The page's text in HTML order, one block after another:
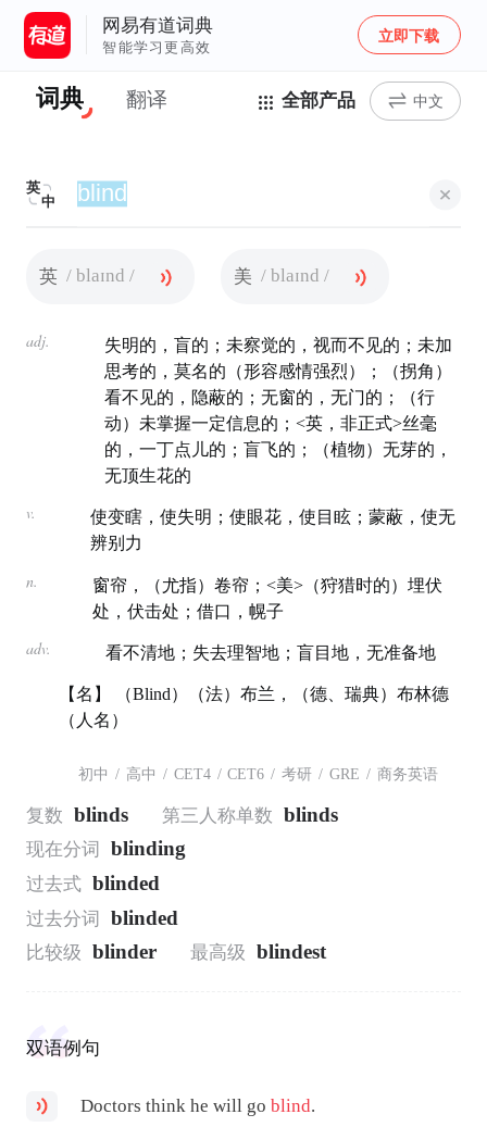
网易有道词典
智能学习更高效
立即下载
词典 翻译 全部产品 中文
英
中
英 / blaɪnd / 美 / blaɪnd /
adj.
失明的，盲的；未察觉的，视而不见的；未加
思考的，莫名的（形容感情强烈）；（拐角）
看不见的，隐蔽的；无窗的，无门的；（行
动）未掌握一定信息的；<英，非正式>丝毫
的，一丁点儿的；盲飞的；（植物）无芽的，
无顶生花的
v.
使变瞎，使失明；使眼花，使目眩；蒙蔽，使无
辨别力
n.
窗帘，（尤指）卷帘；<美>（狩猎时的）埋伏
处，伏击处；借口，幌子
adv. 看不清地；失去理智地；盲目地，无准备地
【名】 （Blind）（法）布兰，（德、瑞典）布林德
（人名）
初中 / 高中 / CET4 / CET6 / 考研 / GRE / 商务英语
复数 blinds 第三人称单数 blinds
现在分词 blinding
过去式 blinded
过去分词 blinded
比较级 blinder 最高级 blindest
双语例句
Doctors think he will goblind.